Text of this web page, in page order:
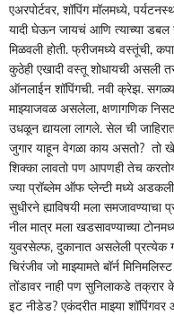
एअरपोर्टवर, शॉपिंग मॉलमध्ये,
यादी घेऊन जायचं आणि त्याच्या डबल
मिळवली होती. फ्रीजमध्ये वस्तूंची,
कुठेही एखादी वस्तू शोधायची असली
ऑनलाईन शॉपिंगची. नवी क्रेझ.
माझ्याजवळ असलेला, क्षणागणिक
उधळून द्यायला लागले. सेल ची
जुगार याहून वेगळा काय असतो? तो
शिक्का लावतो पण आपणही तेच करतोय
ज्या प्रॉब्लेम ऑफ प्लेन्टी मध्ये
सुधीरने ह्याविषयी मला
नील मात्र मला खडसावण्याच्या
युवरसेल्फ, दुकानात असलेली प्रत्येक
चिरंजीव जो माझ्यामते बॉर्न
तोंडावर नाही पण सुनिलाकडे तक्रार
इट नीडेड? एकंदरीत माझ्या